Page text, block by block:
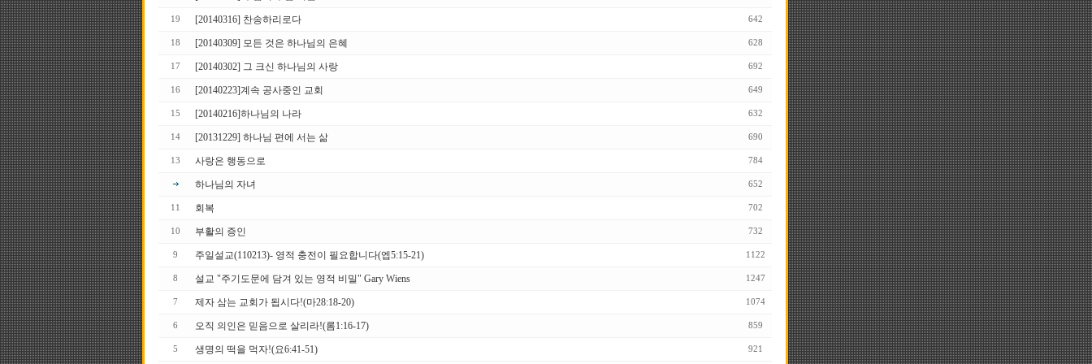
19 [20140316] 찬송하리로다 642
18 [20140309] 모든 것은 하나님의 은혜 628
17 [20140302] 그 크신 하나님의 사랑 692
16 [20140223]계속 공사중인 교회 649
15 [20140216]하나님의 나라 632
14 [20131229] 하나님 편에 서는 삶 690
13 사랑은 행동으로 784
하나님의 자녀 652
11 회복 702
10 부활의 증인 732
9 주일설교(110213)- 영적 충전이 필요합니다(엡5:15-21) 1122
8 설교 "주기도문에 담겨 있는 영적 비밀" Gary Wiens 1247
7 제자 삼는 교회가 됩시다!(마28:18-20) 1074
6 오직 의인은 믿음으로 살리라!(롬1:16-17) 859
5 생명의 떡을 먹자!(요6:41-51) 921